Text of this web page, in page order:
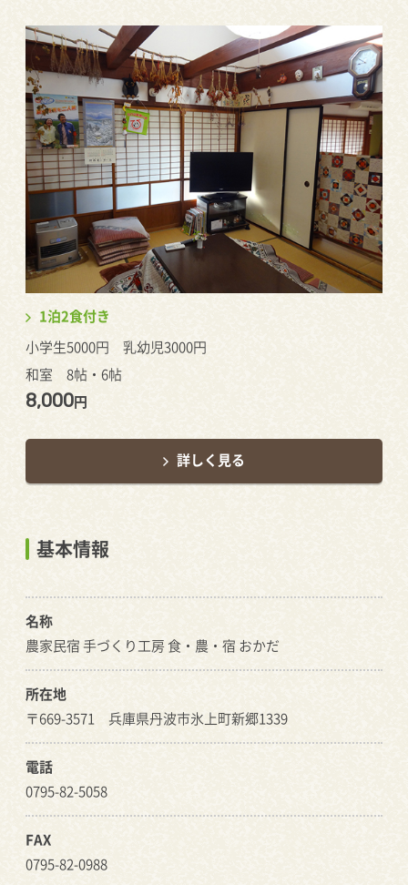
1泊2食付き
小学生5000円 乳幼児3000円
和室 8帖・6帖
8,000円
詳しく見る
基本情報
名称
農家民宿 手づくり工房 食・農・宿 おかだ
所在地
〒669-3571 兵庫県丹波市氷上町新郷1339
電話
0795-82-5058
FAX
0795-82-0988